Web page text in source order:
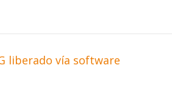
liberado vía software